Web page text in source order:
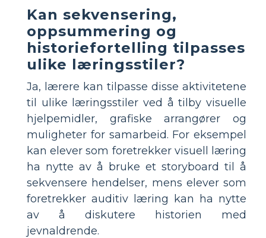
Kan sekvensering,
oppsummering og
historiefortelling tilpasses
ulike læringsstiler?
Ja, lærere kan tilpasse disse aktivitetene
til ulike læringsstiler ved å tilby visuelle
hjelpemidler, grafiske arrangører og
muligheter for samarbeid. For eksempel
kan elever som foretrekker visuell læring
ha nytte av å bruke et storyboard til å
sekvensere hendelser, mens elever som
foretrekker auditiv læring kan ha nytte
av å diskutere historien med
jevnaldrende.